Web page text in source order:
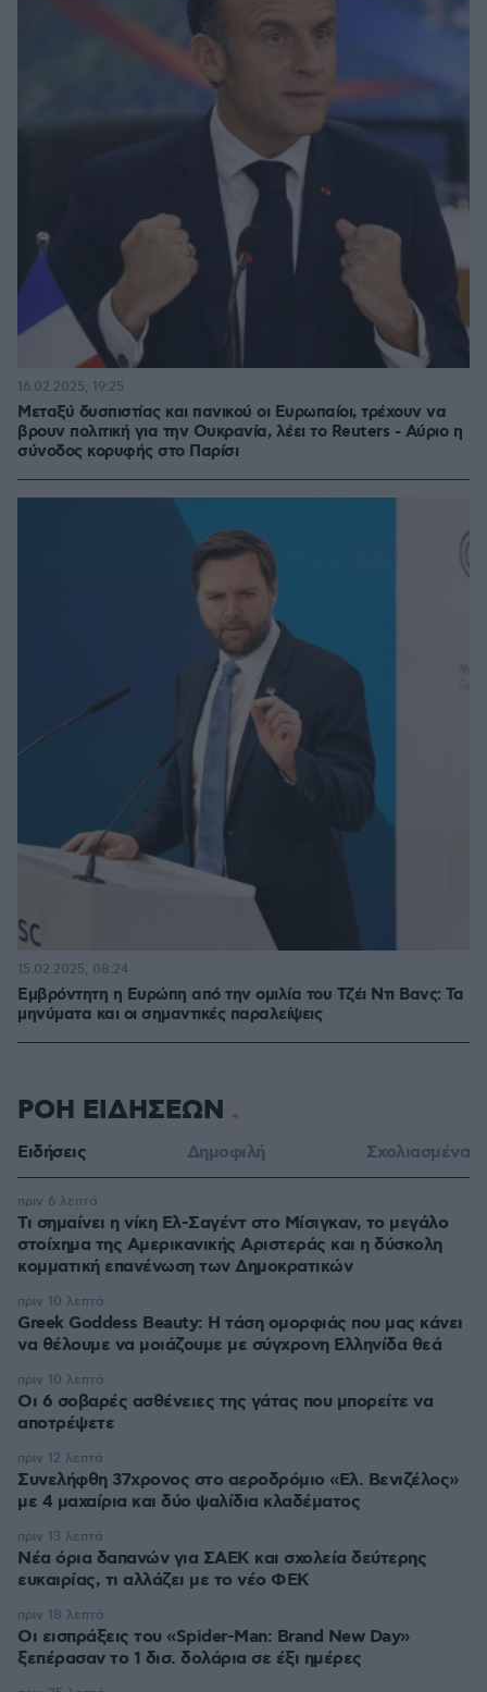
Μεταξύ δυσπιστίας και πανικού οι Ευρωπαίοι, τρέχουν να
βρουν πολιτική για την Ουκρανία, λέει το Reuters - Αύριο η
σύνοδος κορυφής στο Παρίσι
16.02.2025, 19:25
Εμβρόντητη η Ευρώπη από την ομιλία του Τζέι Ντι Βανς: Τα
μηνύματα και οι σημαντικές παραλείψεις
15.02.2025, 08:24
ΡΟΗ ΕΙΔΗΣΕΩΝ
Ειδήσεις Δημοφιλή Σχολιασμένα
Τι σημαίνει η νίκη Ελ-Σαγέντ στο Μίσιγκαν, το μεγάλο
στοίχημα της Aμερικανικής Αριστεράς και η δύσκολη
κομματική επανένωση των Δημοκρατικών
πριν 6 λεπτά
Greek Goddess Beauty: Η τάση ομορφιάς που μας κάνει
να θέλουμε να μοιάζουμε με σύγχρονη Ελληνίδα θεά
πριν 10 λεπτά
Οι 6 σοβαρές ασθένειες της γάτας που μπορείτε να
αποτρέψετε
πριν 10 λεπτά
Συνελήφθη 37χρονος στο αεροδρόμιο «Ελ. Βενιζέλος»
με 4 μαχαίρια και δύο ψαλίδια κλαδέματος
πριν 12 λεπτά
Νέα όρια δαπανών για ΣΑΕΚ και σχολεία δεύτερης
ευκαιρίας, τι αλλάζει με το νέο ΦΕΚ
πριν 13 λεπτά
Οι εισπράξεις του «Spider-Man: Brand New Day»
ξεπέρασαν το 1 δισ. δολάρια σε έξι ημέρες
πριν 18 λεπτά